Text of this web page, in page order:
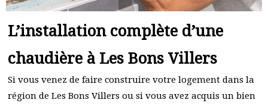
L’installation complète d’une
chaudière à Les Bons Villers
Si vous venez de faire construire votre logement dans la
région de Les Bons Villers ou si vous avez acquis un bien